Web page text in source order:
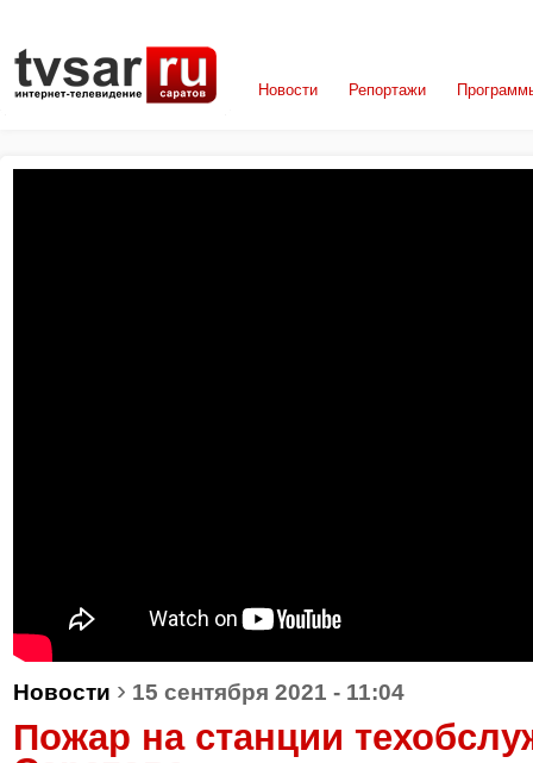
Новости Репортажи
Новости › 15 сентября 2021 - 11:04
Пожар на станции